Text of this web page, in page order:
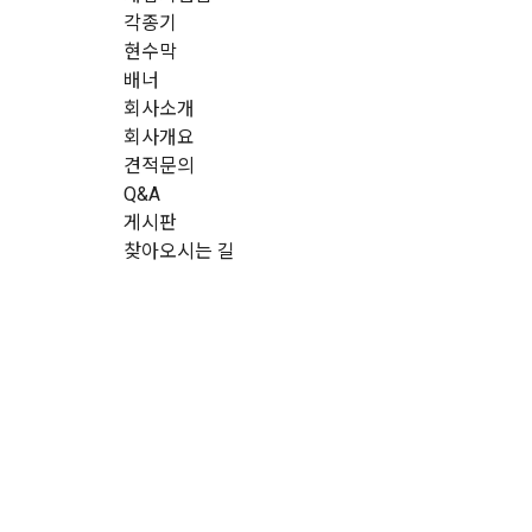
각종기
현수막
배너
회사소개
회사개요
견적문의
Q&A
게시판
찾아오시는 길